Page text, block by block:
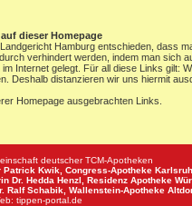
dieser Homepage
Hamburg entschieden, dass
verhindert werden, indem man sich
Internet gelegt. Für all diese Links gilt:
Deshalb distanzieren wir uns hiermit
Homepage ausgebrachten Links.
deutscher TCM-Apotheken
Patrick Kwik, Congress-Apotheke
Dr. Hedda Henzl, Residenz Apotheke
Ralf Schabik, Wallenstein-Apotheke
tippen-portal.de